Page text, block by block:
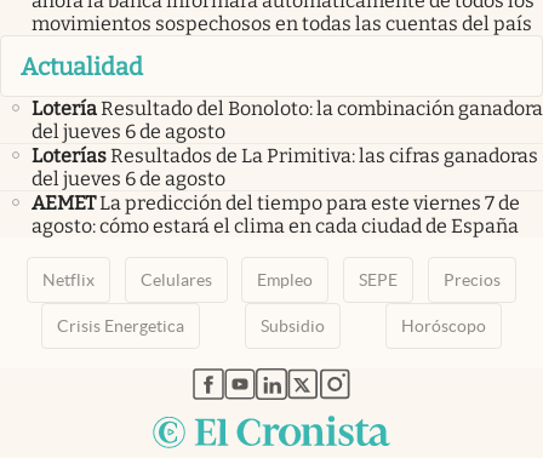
movimientos sospechosos en todas las cuentas del país
Actualidad
LoteríaResultado del Bonoloto: la combinación ganadora
del jueves 6 de agosto
LoteríasResultados de La Primitiva: las cifras ganadoras
del jueves 6 de agosto
AEMETLa predicción del tiempo para este viernes 7 de
agosto: cómo estará el clima en cada ciudad de España
Netflix Celulares Empleo SEPE Precios
Crisis Energetica Subsidio Horóscopo
abre en nueva pestaña
abre en nueva pestaña
abre en nueva pestaña
abre en nueva pestaña
abre en nueva pestaña